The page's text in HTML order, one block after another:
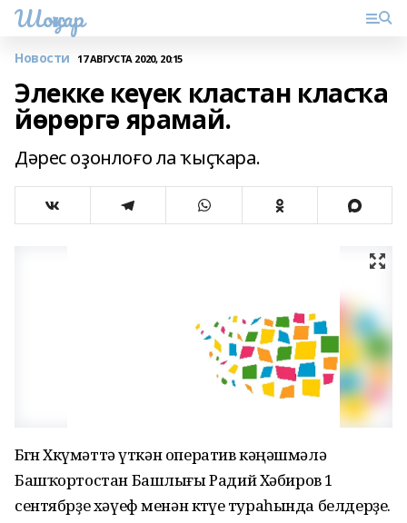
Шоңҡар
Новости 17 АВГУСТА 2020, 20:15
Элекке кеүек кластан класҡа
йөрөргә ярамай.
Дәрес оҙонлоғо ла ҡыҫҡара.
Бөгөн Хөкүмәттә үткән оператив кәңәшмәлә
Башҡортостан Башлығы Радий Хәбиров 1
сентябрҙе хәүеф менән көтөүе тураһында белдерҙе.